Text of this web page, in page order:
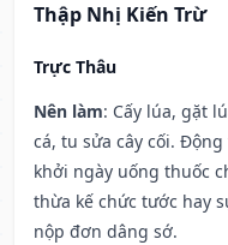
Thập Nhị Kiến Trừ
Trực Thâu
Nên làm: Cấy lúa, gặt
cá, tu sửa cây cối.
khởi ngày uống thuốc
thừa kế chức tước hay
nộp đơn dâng sớ.